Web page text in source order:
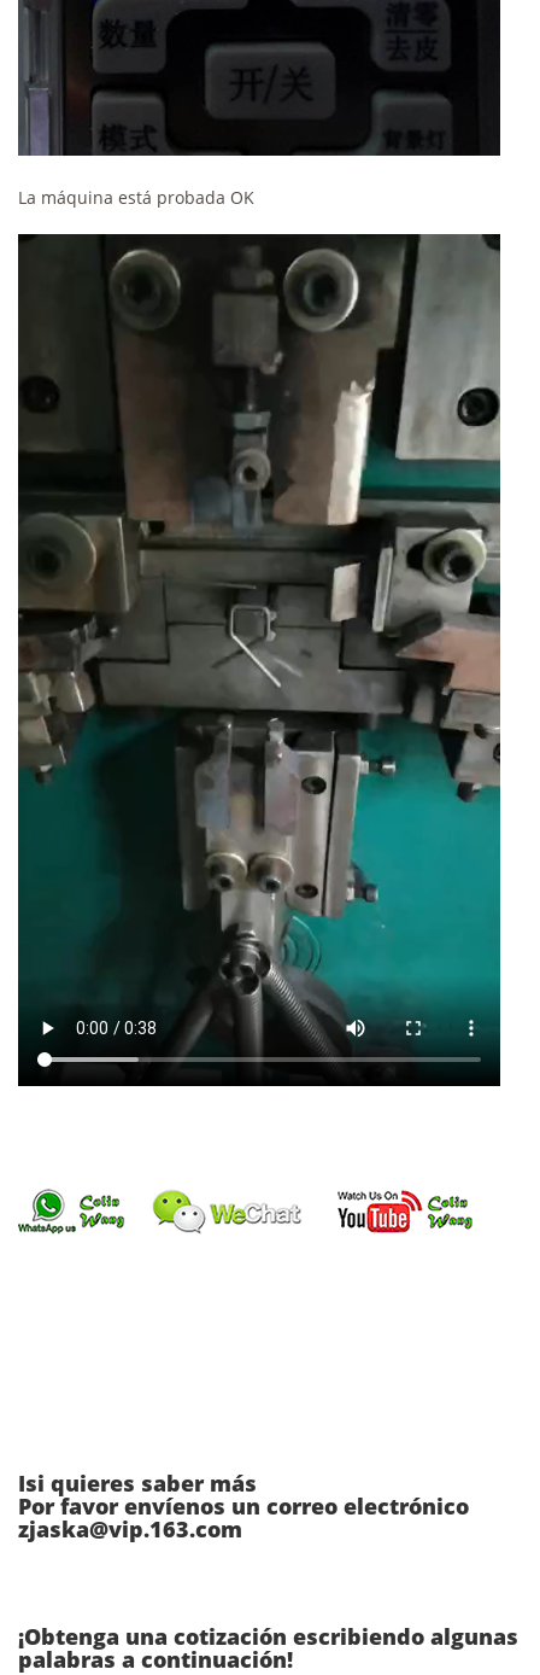
La máquina está probada OK
Isi quieres saber más
Por favor envíenos un correo electrónico
zjaska@vip.163.com
¡Obtenga una cotización escribiendo algunas
palabras a continuación!